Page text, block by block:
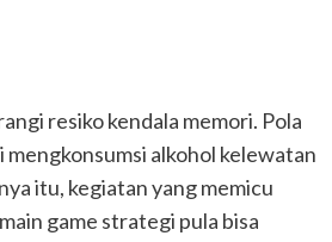
resiko kendala memori. Pola
alkohol kelewatan
itu, kegiatan yang memicu
game strategi pula bisa